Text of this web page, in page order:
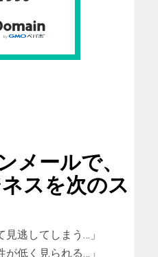
メールで、
スを次のス
見逃してしまう…」
が低く見られる…」